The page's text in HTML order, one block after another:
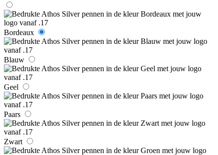
Bordeaux
Blauw
Geel
Paars
Zwart